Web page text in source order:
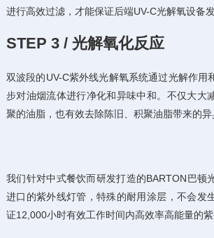
进行高效过滤，才能保证后端UV-C光解氧设备
STEP 3 / 光解氧化反应
双波段的UV-C紫外线光解氧系统通过光解作用
步对油烟流体进行净化和异味中和。不仅大大
聚的油脂，也有效去除陈旧、积聚油脂带来的异
我们针对中式餐饮而研发打造的BARTON巴顿
进口的紫外线灯管，特殊的耐用涂层，不会发
证12,000小时有效工作时间内高效率高能量的紫